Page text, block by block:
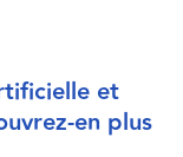
et
en plus